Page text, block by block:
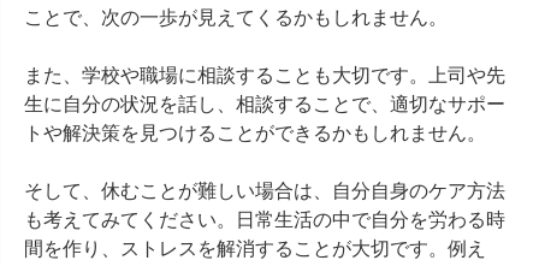
ことで、次の一歩が見えてくるかもしれません。
また、学校や職場に相談することも大切です。上司や先
生に自分の状況を話し、相談することで、適切なサポー
トや解決策を見つけることができるかもしれません。
そして、休むことが難しい場合は、自分自身のケア方法
も考えてみてください。日常生活の中で自分を労わる時
間を作り、ストレスを解消することが大切です。例え